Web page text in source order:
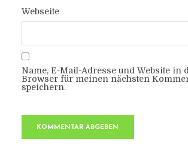
Webseite
Name, E-Mail-Adresse und Website in
Browser für meinen nächsten
speichern.